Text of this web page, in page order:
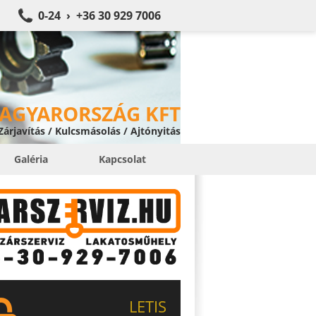
0-24 › +36 30 929 7006
KFT
/ Kulcsmásolás / Ajtónyitás
Galéria Kapcsolat
LETIS